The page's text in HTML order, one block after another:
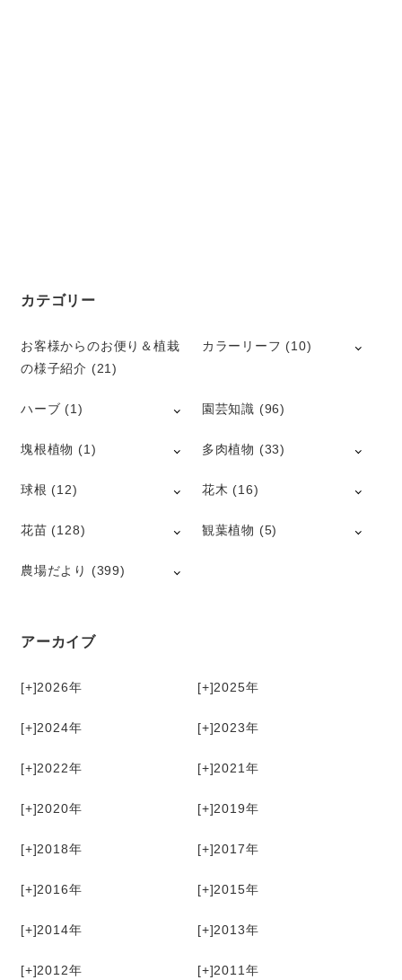
カテゴリー
お客様からのお便り＆植栽
の様子紹介 (21)
カラーリーフ (10)
ハーブ (1) 園芸知識 (96)
塊根植物 (1) 多肉植物 (33)
球根 (12) 花木 (16)
花苗 (128) 観葉植物 (5)
農場だより (399)
アーカイブ
[+]2026 [+]2025
[+]2024 [+]2023
[+]2022 [+]2021
[+]2020 [+]2019
[+]2018 [+]2017
[+]2016 [+]2015
[+]2014 [+]2013
[+]2012 [+]2011